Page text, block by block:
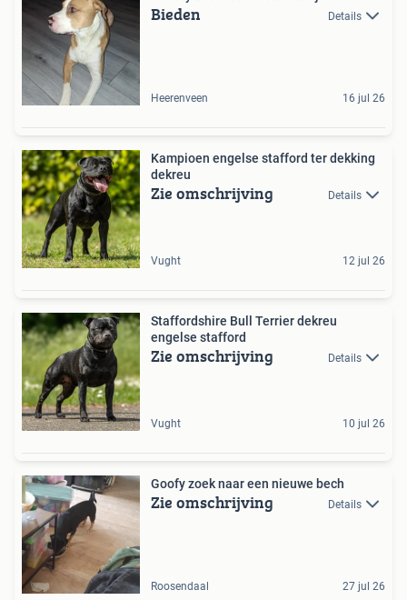
Bieden Details
Heerenveen 16 jul 26
Kampioen engelse stafford ter dekking
dekreu
Zie omschrijving Details
Vught 12 jul 26
Staffordshire Bull Terrier dekreu
engelse stafford
Zie omschrijving Details
Vught 10 jul 26
Goofy zoek naar een nieuwe bech
Zie omschrijving Details
Roosendaal 27 jul 26